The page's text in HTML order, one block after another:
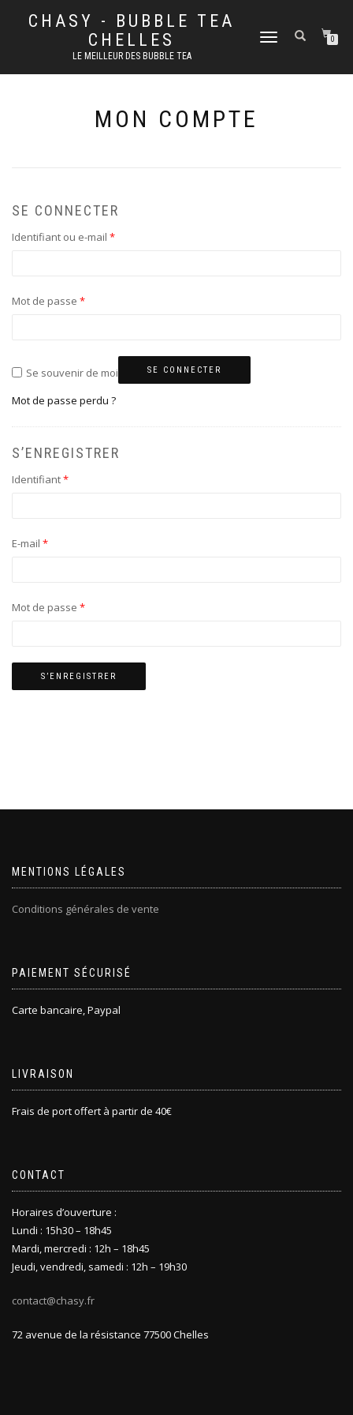
CHASY - BUBBLE TEA
CHELLES
LE MEILLEUR DES BUBBLE TEA
DÉPLIER
0
MON COMPTE
SE CONNECTER
Identifiant ou e-mail *
Mot de passe *
Se souvenir de moi SE CONNECTER
Mot de passe perdu ?
S’ENREGISTRER
Identifiant*
E-mail *
Mot de passe *
S’ENREGISTRER
MENTIONS LÉGALES
Conditions générales de vente
PAIEMENT SÉCURISÉ
Carte bancaire, Paypal
LIVRAISON
Frais de port offert à partir de 40€
CONTACT
Horaires d’ouverture :
Lundi : 15h30 – 18h45
Mardi, mercredi : 12h – 18h45
Jeudi, vendredi, samedi : 12h – 19h30
contact@chasy.fr
72 avenue de la résistance 77500 Chelles